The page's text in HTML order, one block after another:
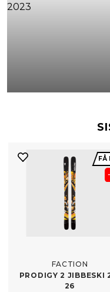
FÅ
FACTION
PRODIGY 2 JIBBESKI
26